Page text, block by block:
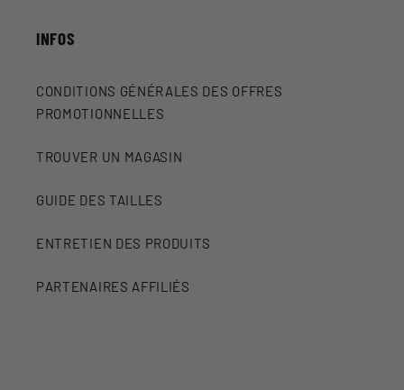
INFOS
CONDITIONS GÉNÉRALES DES OFFRES
PROMOTIONNELLES
TROUVER UN MAGASIN
GUIDE DES TAILLES
ENTRETIEN DES PRODUITS
PARTENAIRES AFFILIÉS